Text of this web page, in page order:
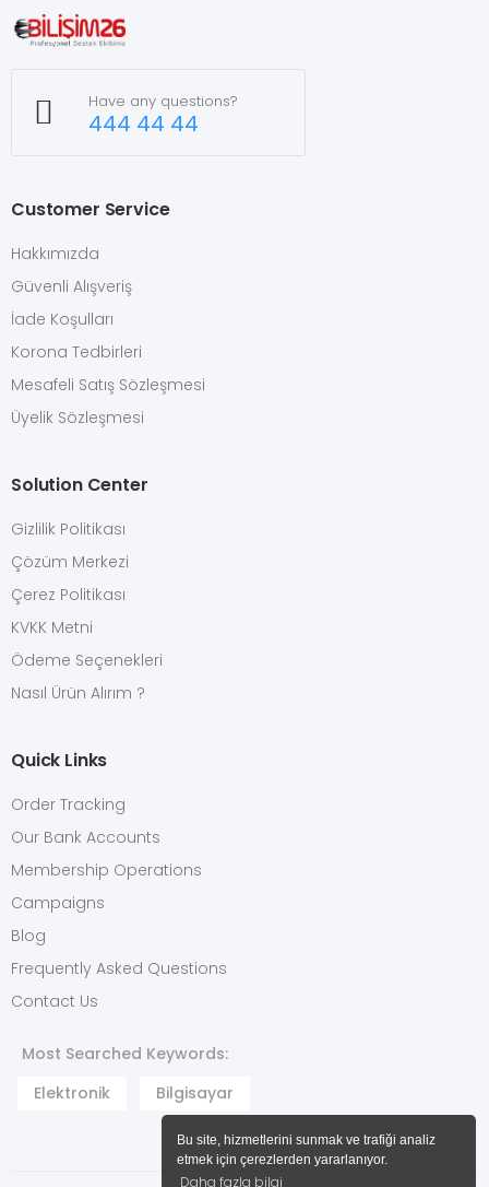
Bu site, hizmetlerini sunmak ve trafiği analiz
etmek için çerezlerden yararlanıyor.
Daha fazla bilgi
Have any questions?
444 44 44
Customer Service
Hakkımızda
Güvenli Alışveriş
İade Koşulları
Korona Tedbirleri
Mesafeli Satış Sözleşmesi
Üyelik Sözleşmesi
Solution Center
Gizlilik Politikası
Çözüm Merkezi
Çerez Politikası
KVKK Metni
Ödeme Seçenekleri
Nasıl Ürün Alırım ?
Quick Links
Order Tracking
Our Bank Accounts
Membership Operations
Campaigns
Blog
Frequently Asked Questions
Contact Us
Most Searched Keywords:
Elektronik
Bilgisayar